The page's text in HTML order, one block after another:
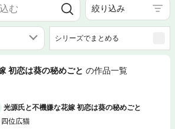
絞り込み
シリーズでまとめる
初恋は葵の秘めごと の作品一覧
光源氏と不機嫌な花嫁 初恋は葵の秘めごと
位広猫